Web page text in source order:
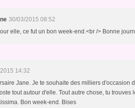
30/03/2015 08:52
elle, ce fut un bon week-end.<br /> Bonne
14:32
Jane. Je te souhaite des milliers d'occasion
tout autour d'elle. Tout autre chose, tu
Bon week-end. Bises